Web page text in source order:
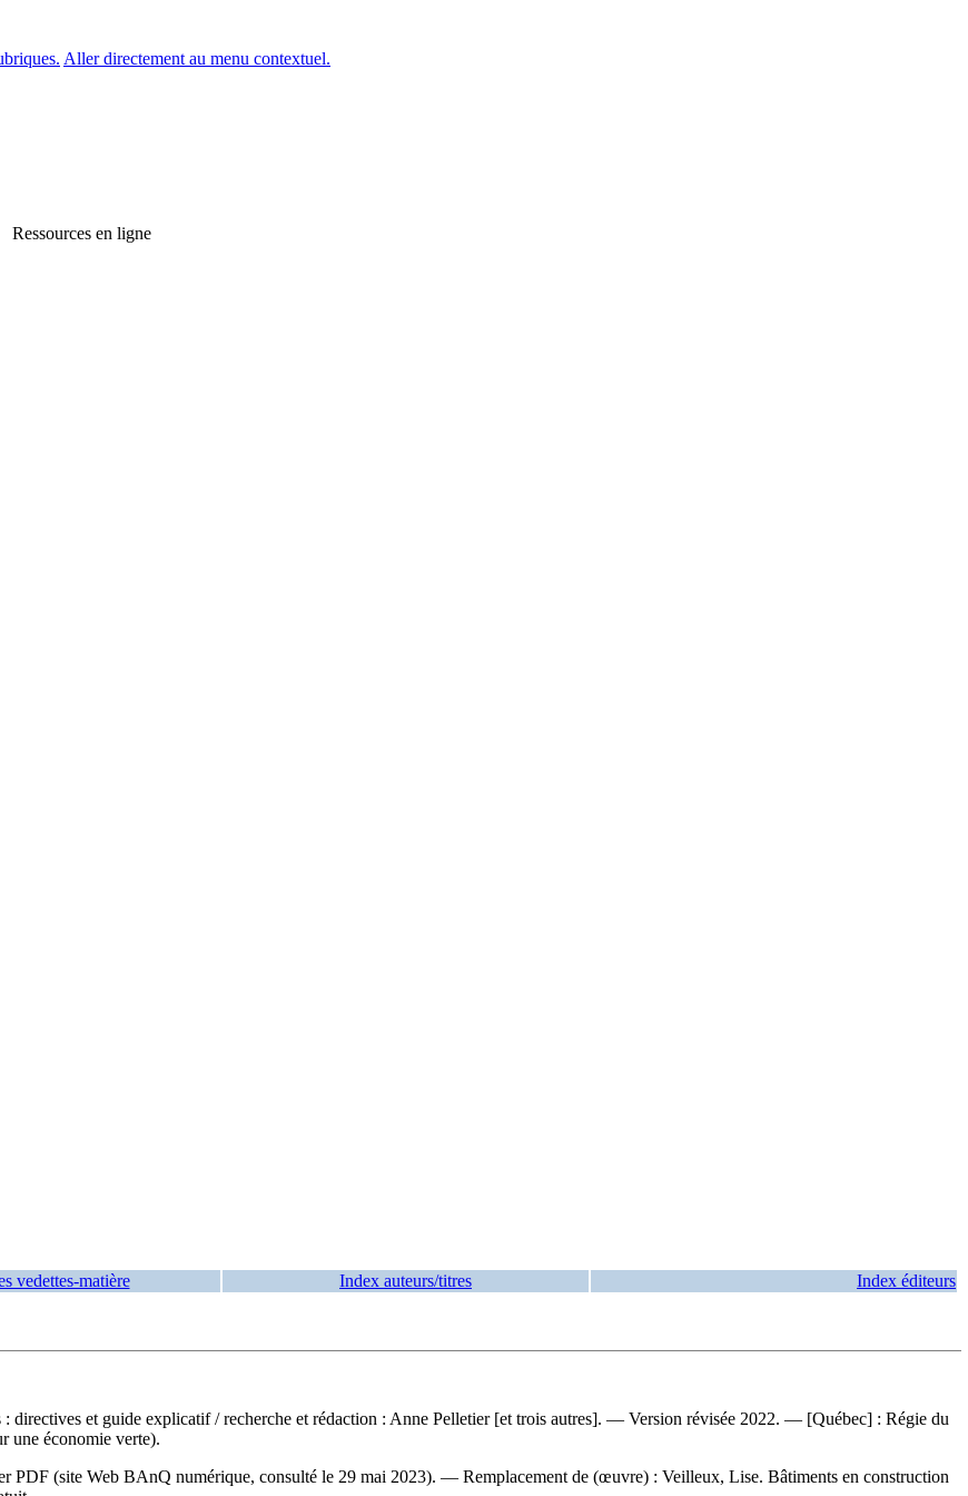
Aller directement au menu contextuel.
Ressources en ligne
vedettes-matière Index auteurs/titres Index éditeurs
: directives et guide explicatif/ recherche et rédaction : Anne Pelletier [et trois autres]. — Version révisée 2022. — [Québec] : Régie du
une économie verte).
PDF (site Web BAnQ numérique, consulté le 29 mai 2023). — Remplacement de (œuvre) : Veilleux, Lise. Bâtiments en construction